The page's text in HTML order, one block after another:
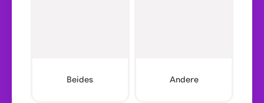
Beides Andere